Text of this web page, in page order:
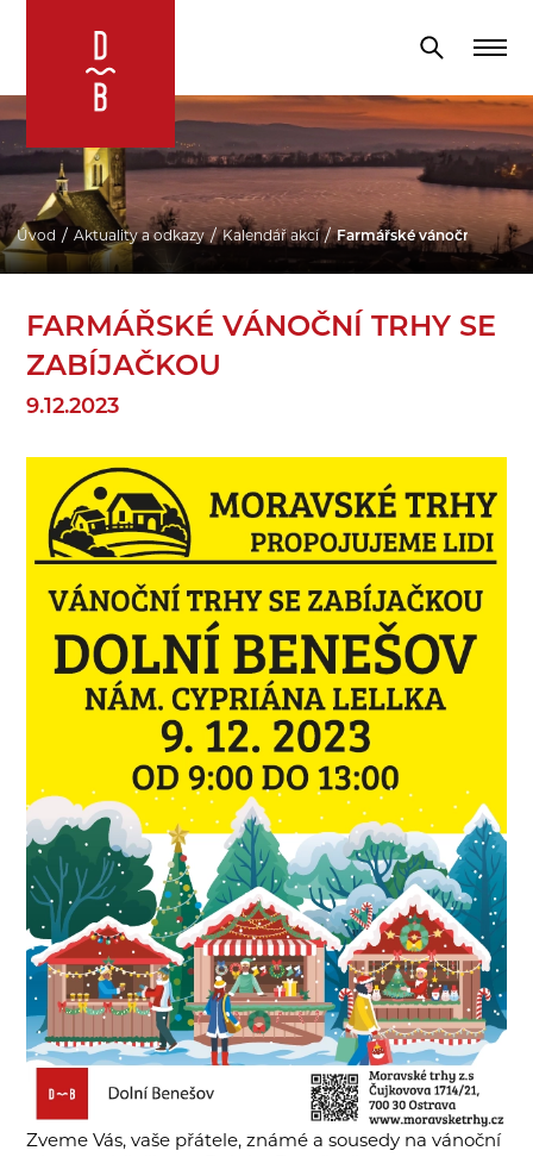
Úvod Aktuality a odkazy Kalendář akcí Farmářské vánoční trhy se
FARMÁŘSKÉ VÁNOČNÍ TRHY SE
ZABÍJAČKOU
9.12.2023
Zveme Vás, vaše přátele, známé a sousedy na vánoční